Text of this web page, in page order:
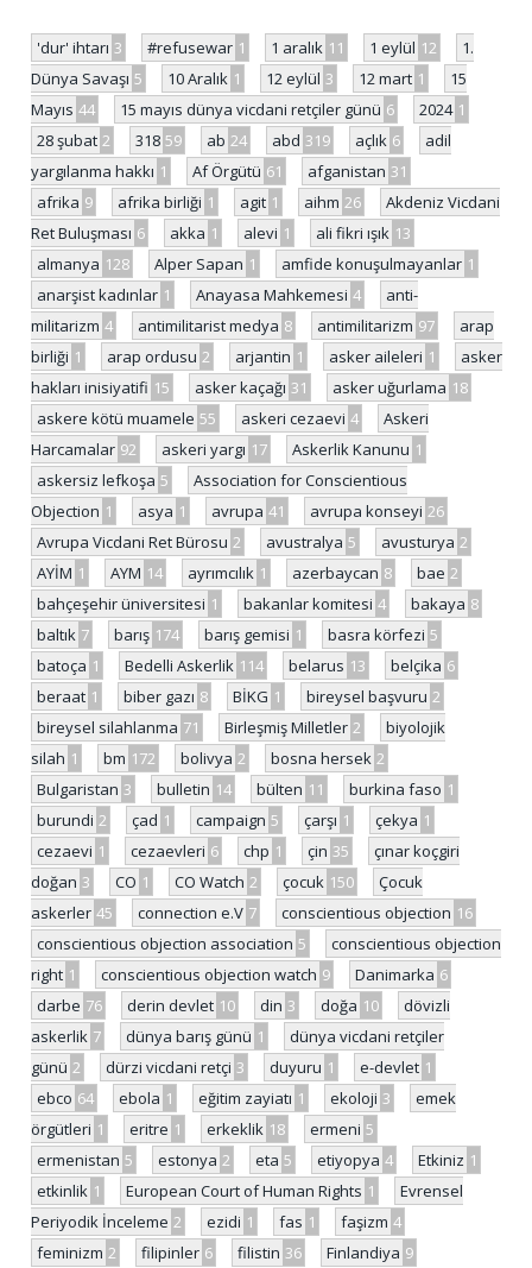
'dur' ihtarı 3 #refusewar 1 1 aralık 11 1 eylül 12
1.
Dünya Savaşı 5 10 Aralık 1 12 eylül 3 12 mart 1
15
Mayıs 44 15 mayıs dünya vicdani retçiler günü 6 2024 1
28 şubat 2 318 59 ab 24 abd 319 açlık 6
adil
yargılanma hakkı 1 Af Örgütü 61 afganistan 31
afrika 9 afrika birliği 1 agit 1 aihm 26
Akdeniz Vicdani
Ret Buluşması 6 akka 1 alevi 1 ali fikri ışık 13
almanya 128 Alper Sapan 1 amfide konuşulmayanlar 1
anarşist kadınlar 1 Anayasa Mahkemesi 4
anti-
militarizm 4 antimilitarist medya 8 antimilitarizm 97
arap
birliği 1 arap ordusu 2 arjantin 1 asker aileleri 1
asker
hakları inisiyatifi 15 asker kaçağı 31 asker uğurlama 18
askere kötü muamele 55 askeri cezaevi 4
Askeri
Harcamalar 92 askeri yargı 17 Askerlik Kanunu 1
askersiz lefkoşa 5
Association for Conscientious
Objection 1 asya 1 avrupa 41 avrupa konseyi 26
Avrupa Vicdani Ret Bürosu 2 avustralya 5 avusturya 2
AYİM 1 AYM 14 ayrımcılık 1 azerbaycan 8 bae 2
bahçeşehir üniversitesi 1 bakanlar komitesi 4 bakaya 8
baltık 7 barış 174 barış gemisi 1 basra körfezi 5
batoça 1 Bedelli Askerlik 114 belarus 13 belçika 6
beraat 1 biber gazı 8 BİKG 1 bireysel başvuru 2
bireysel silahlanma 71 Birleşmiş Milletler 2
biyolojik
silah 1 bm 172 bolivya 2 bosna hersek 2
Bulgaristan 3 bulletin 14 bülten 11 burkina faso 1
burundi 2 çad 1 campaign 5 çarşı 1 çekya 1
cezaevi 1 cezaevleri 6 chp 1 çin 35
çınar koçgiri
doğan 3 CO 1 CO Watch 2 çocuk 150
Çocuk
askerler 45 connection e.V 7 conscientious objection 16
conscientious objection association 5
conscientious objection
right 1 conscientious objection watch 9 Danimarka 6
darbe 76 derin devlet 10 din 3 doğa 10
dövizli
askerlik 7 dünya barış günü 1
dünya vicdani retçiler
günü 2 dürzi vicdani retçi 3 duyuru 1 e-devlet 1
ebco 64 ebola 1 eğitim zayiatı 1 ekoloji 3
emek
örgütleri 1 eritre 1 erkeklik 18 ermeni 5
ermenistan 5 estonya 2 eta 5 etiyopya 4 Etkiniz 1
etkinlik 1 European Court of Human Rights 1
Evrensel
Periyodik İnceleme 2 ezidi 1 fas 1 faşizm 4
feminizm 2 filipinler 6 filistin 36 Finlandiya 9